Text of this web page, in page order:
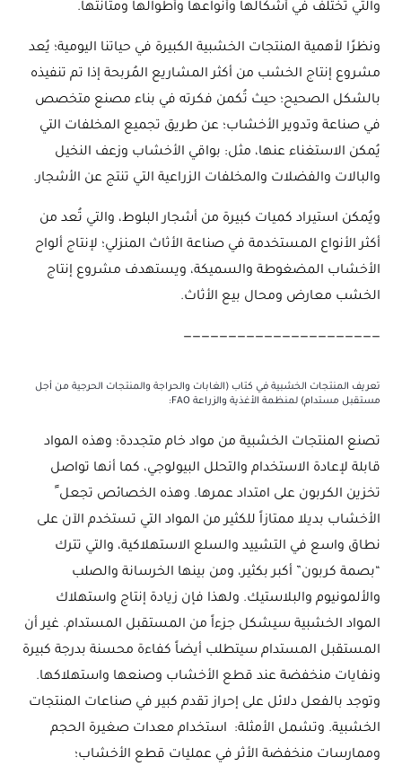
والتي تختلف في أشكالها وأنواعها وأطوالها ومتانتها.
ونظرًا لأهمية المنتجات الخشبية الكبيرة في حياتنا اليومية؛ يُعد
مشروع إنتاج الخشب من أكثر المشاريع المُربحة إذا تم تنفيذه
بالشكل الصحيح؛ حيث تُكمن فكرته في بناء مصنع متخصص
في صناعة وتدوير الأخشاب؛ عن طريق تجميع المخلفات التي
يُمكن الاستغناء عنها، مثل: بواقي الأخشاب وزعف النخيل
والبالات والفضلات والمخلفات الزراعية التي تنتج عن الأشجار.
ويُمكن استيراد كميات كبيرة من أشجار البلوط، والتي تُعد من
أكثر الأنواع المستخدمة في صناعة الأثاث المنزلي؛ لإنتاج ألواح
الأخشاب المضغوطة والسميكة، ويستهدف مشروع إنتاج
الخشب معارض ومحال بيع الأثاث.
——————————————————————
تعريف المنتجات الخشبية في كتاب (الغابات والحراجة والمنتجات الحرجية من أجل
مستقبل مستدام) لمنظمة الأغذية والزراعة FAO:
تصنع المنتجات الخشبية من مواد خام متجددة؛ وهذه المواد
قابلة لإعادة الاستخدام والتحلل البيولوجي، كما أنها تواصل
تخزين الكربون على امتداد عمرها. وهذه الخصائص تجعل ً
الأخشاب بديلا ممتازاً للكثير من المواد التي تستخدم الآن على
نطاق واسع في التشييد والسلع الاستهلاكية، والتي تترك
“بصمة كربون” أكبر بكثير، ومن بينها الخرسانة والصلب
والألمونيوم والبلاستيك. ولهذا فإن زيادة إنتاج واستهلاك
المواد الخشبية سيشكل جزءاً من المستقبل المستدام. غير أن
المستقبل المستدام سيتطلب أيضاً كفاءة محسنة بدرجة كبيرة
ونفايات منخفضة عند قطع الأخشاب وصنعها واستهلاكها.
وتوجد بالفعل دلائل على إحراز تقدم كبير في صناعات المنتجات
الخشبية. وتشمل الأمثلة: استخدام معدات صغيرة الحجم
وممارسات منخفضة الأثر في عمليات قطع الأخشاب؛